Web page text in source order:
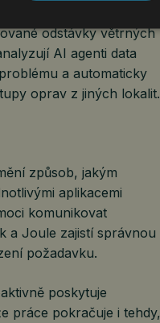
odstávky větrných
AI agenti data
a automaticky
oprav z jiných lokalit.
způsob, jakým
aplikacemi
komunikovat
a Joule zajistí správnou
požadavku.
poskytuje
práce pokračuje i tehdy,